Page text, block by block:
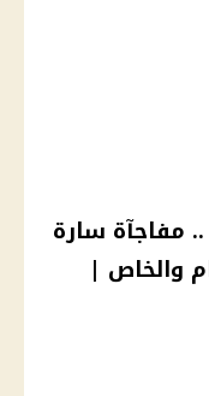
9 أيام إجازة كاملين في 2025 .. مفاجآة سارة
والخاص |